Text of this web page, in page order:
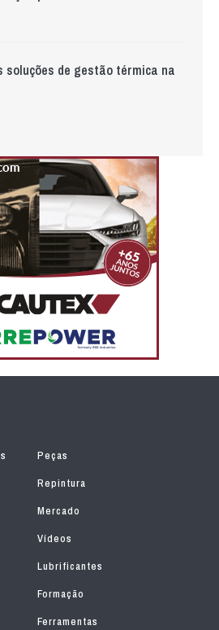
soluções de gestão térmica na
Peças
Repintura
Mercado
Vídeos
Lubrificantes
Formação
Ferramentas